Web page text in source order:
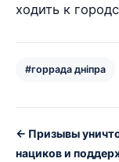
ходить к
#горрада дніпра
← Призывы
нациков и